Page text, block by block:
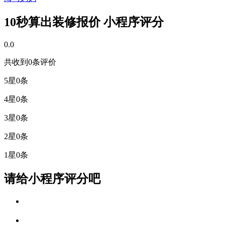
10秒算出装修报价 小程序评分
0.0
共收到0条评价
5星0条
4星0条
3星0条
2星0条
1星0条
请给小程序评分吧